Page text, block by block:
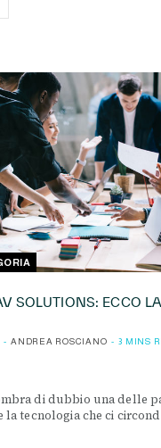
SOLUTIONS: ECCO
ANDREA ROSCIANO 3 MINS
di dubbio una delle
la tecnologia che ci